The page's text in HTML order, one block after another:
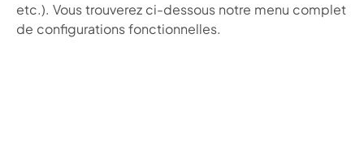
etc.). Vous trouverez ci-dessous notre menu complet
de configurations fonctionnelles.